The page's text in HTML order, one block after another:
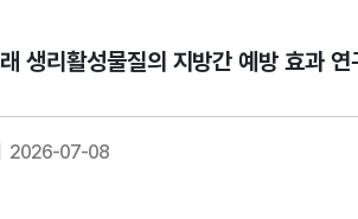
래 생리활성물질의 지방간 예방
2026-07-08